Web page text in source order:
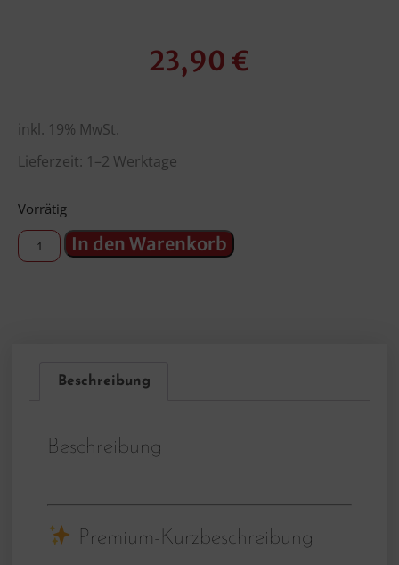
23,90 €
inkl. 19% MwSt.
Lieferzeit: 1–2 Werktage
Vorrätig
In den Warenkorb
Beschreibung
Beschreibung
Premium-Kurzbeschreibung